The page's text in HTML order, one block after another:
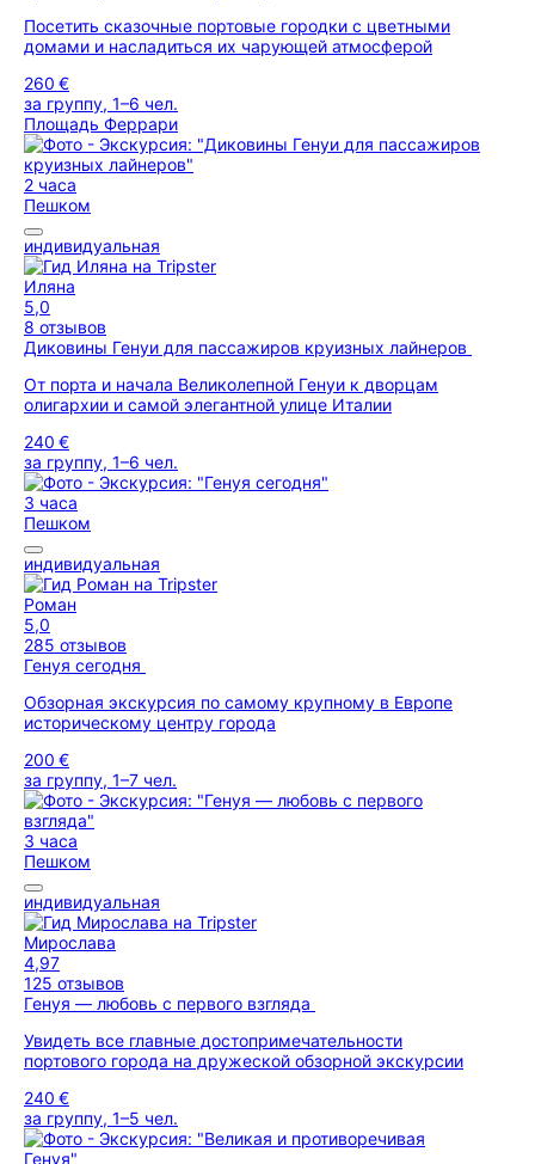
Посетить сказочные портовые городки с цветными
домами и насладиться их чарующей атмосферой
260 €
за группу, 1–6 чел.
Площадь Феррари
2 часа
Пешком
индивидуальная
Иляна
5,0
8 отзывов
Диковины Генуи для пассажиров круизных лайнеров
От порта и начала Великолепной Генуи к дворцам
олигархии и самой элегантной улице Италии
240 €
за группу, 1–6 чел.
3 часа
Пешком
индивидуальная
Роман
5,0
285 отзывов
Генуя сегодня
Обзорная экскурсия по самому крупному в Европе
историческому центру города
200 €
за группу, 1–7 чел.
3 часа
Пешком
индивидуальная
Мирослава
4,97
125 отзывов
Генуя — любовь с первого взгляда
Увидеть все главные достопримечательности
портового города на дружеской обзорной экскурсии
240 €
за группу, 1–5 чел.